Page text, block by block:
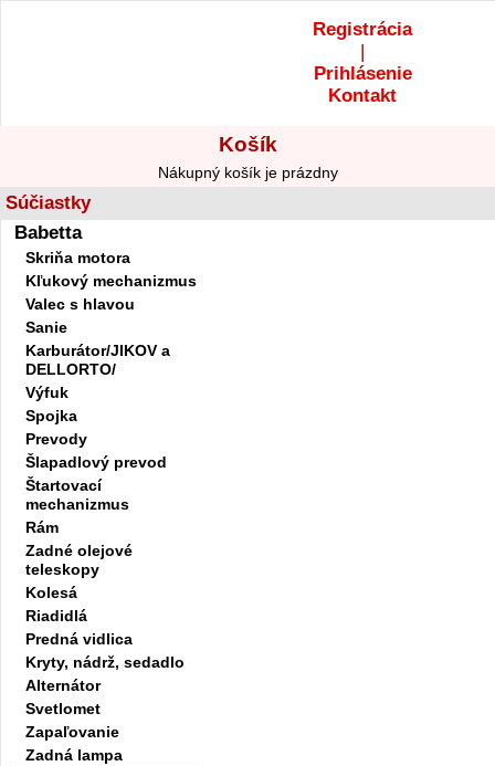
Registrácia
|
Prihlásenie
Kontakt
Košík
Nákupný košík je prázdny
Súčiastky
Babetta
Skriňa motora
Kľukový mechanizmus
Valec s hlavou
Sanie
Karburátor/JIKOV a
DELLORTO/
Výfuk
Spojka
Prevody
Šlapadlový prevod
Štartovací
mechanizmus
Rám
Zadné olejové
teleskopy
Kolesá
Riadidlá
Predná vidlica
Kryty, nádrž, sedadlo
Alternátor
Svetlomet
Zapaľovanie
Zadná lampa